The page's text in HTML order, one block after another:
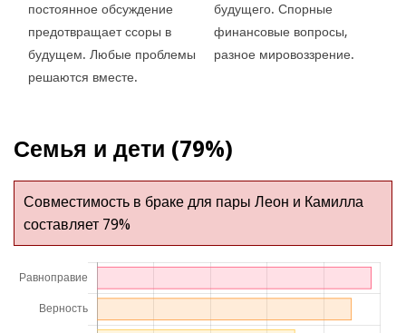
постоянное обсуждение
предотвращает ссоры в
будущем. Любые проблемы
решаются вместе.
будущего. Спорные
финансовые вопросы,
разное мировоззрение.
Семья и дети (79%)
Совместимость в браке для пары Леон и Камилла
составляет 79%